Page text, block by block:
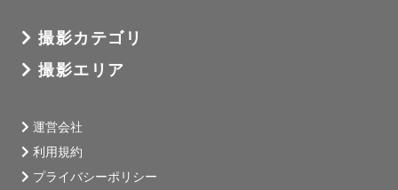
撮影カテゴリ
撮影エリア
運営会社
利用規約
プライバシーポリシー